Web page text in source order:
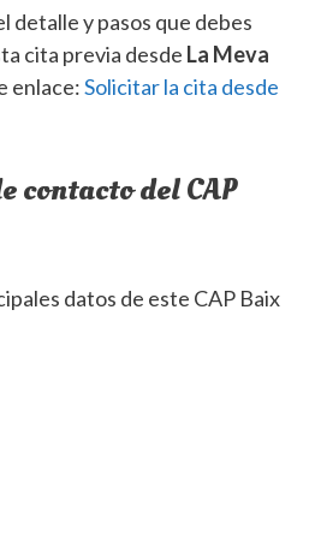
detalle y pasos que debes
cita previa desde La Meva
enlace:Solicitar la cita desde
contacto del CAP
datos de este CAP Baix